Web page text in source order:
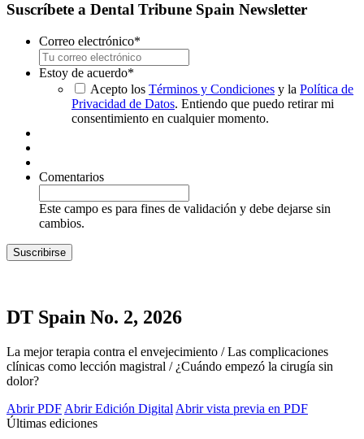
Suscríbete a Dental Tribune Spain Newsletter
Correo electrónico*
Estoy de acuerdo*
Acepto los Términos y Condiciones y la Política de
Privacidad de Datos. Entiendo que puedo retirar mi
consentimiento en cualquier momento.
Comentarios
Este campo es para fines de validación y debe dejarse sin
cambios.
DT Spain No. 2, 2026
La mejor terapia contra el envejecimiento / Las complicaciones
clínicas como lección magistral / ¿Cuándo empezó la cirugía sin
dolor?
Abrir PDF Abrir Edición Digital Abrir vista previa en PDF
Últimas ediciones